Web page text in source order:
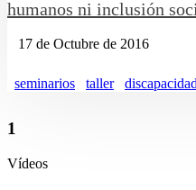
humanos ni inclusión
17 de Octubre de 2016
seminarios taller discapacidad
1
Vídeos